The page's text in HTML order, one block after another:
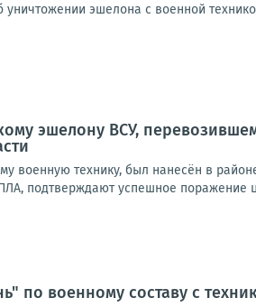
уничтожении эшелона с военной
эшелону ВСУ,
военную технику, был нанесён в
подтверждают успешное поражение
по военному составу с